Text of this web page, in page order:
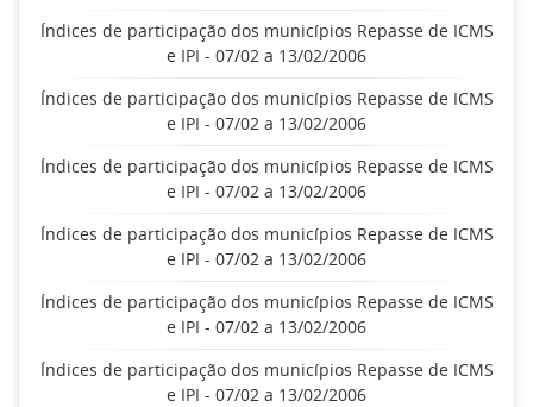
Índices de participação dos municípios Repasse de ICMS
e IPI - 07/02 a 13/02/2006
Índices de participação dos municípios Repasse de ICMS
e IPI - 07/02 a 13/02/2006
Índices de participação dos municípios Repasse de ICMS
e IPI - 07/02 a 13/02/2006
Índices de participação dos municípios Repasse de ICMS
e IPI - 07/02 a 13/02/2006
Índices de participação dos municípios Repasse de ICMS
e IPI - 07/02 a 13/02/2006
Índices de participação dos municípios Repasse de ICMS
e IPI - 07/02 a 13/02/2006